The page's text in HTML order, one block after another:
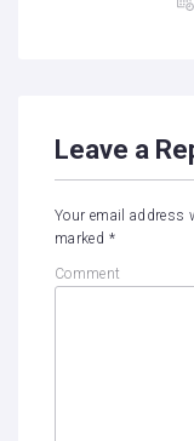
Leave a
Your email address
marked *
Comment